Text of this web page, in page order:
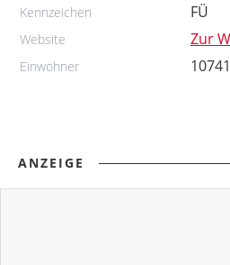
Kennzeichen FÜ
Website Zur
Einwohner 10741
ANZEIGE